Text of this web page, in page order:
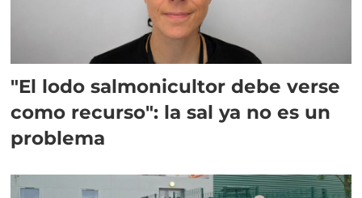
"El lodo salmonicultor debe verse
como recurso": la sal ya no es un
problema